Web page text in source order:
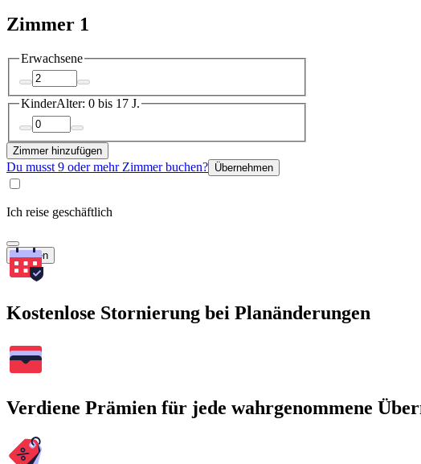
Zimmer 1
Erwachsene
KinderAlter: 0 bis 17 J.
Zimmer hinzufügen
Du musst 9 oder mehr Zimmer buchen? Übernehmen
Ich reise geschäftlich
Suchen
Kostenlose Stornierung bei Planänderungen
Verdiene Prämien für jede wahrgenommene